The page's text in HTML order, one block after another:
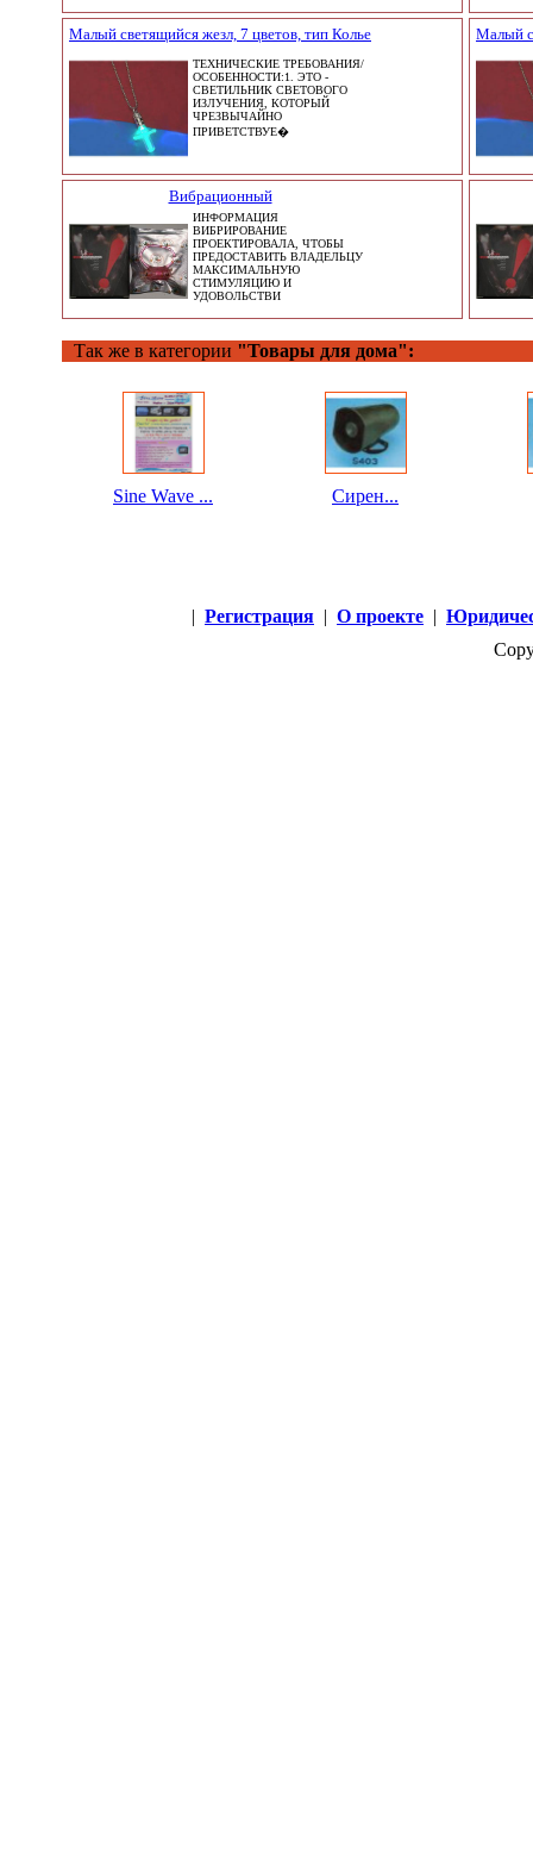
Малый светящийся жезл, 7 цветов, тип Колье
ТЕХНИЧЕСКИЕ ТРЕБОВАНИЯ/
ОСОБЕННОСТИ:1. ЭТО -
СВЕТИЛЬНИК СВЕТОВОГО
ИЗЛУЧЕНИЯ, КОТОРЫЙ
ЧРЕЗВЫЧАЙНО
ПРИВЕТСТВУЕ�
Малый
Вибрационный
ИНФОРМАЦИЯ
ВИБРИРОВАНИЕ
ПРОЕКТИРОВАЛА, ЧТОБЫ
ПРЕДОСТАВИТЬ ВЛАДЕЛЬЦУ
МАКСИМАЛЬНУЮ
СТИМУЛЯЦИЮ И
УДОВОЛЬСТВИ
Так же в категории "Товары для дома":
Sine Wave ... Сирен...
| Регистрация | О проекте |